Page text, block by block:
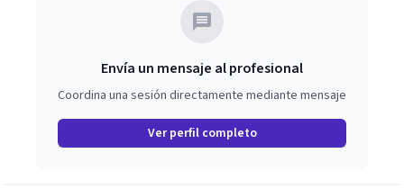
Envía un mensaje al profesional
Coordina una sesión directamente mediante mensaje
Ver perfil completo